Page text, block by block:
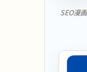
SEO漫